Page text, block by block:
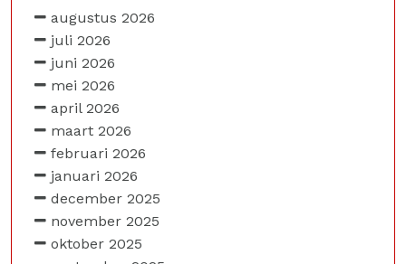
augustus 2026
juli 2026
juni 2026
mei 2026
april 2026
maart 2026
februari 2026
januari 2026
december 2025
november 2025
oktober 2025